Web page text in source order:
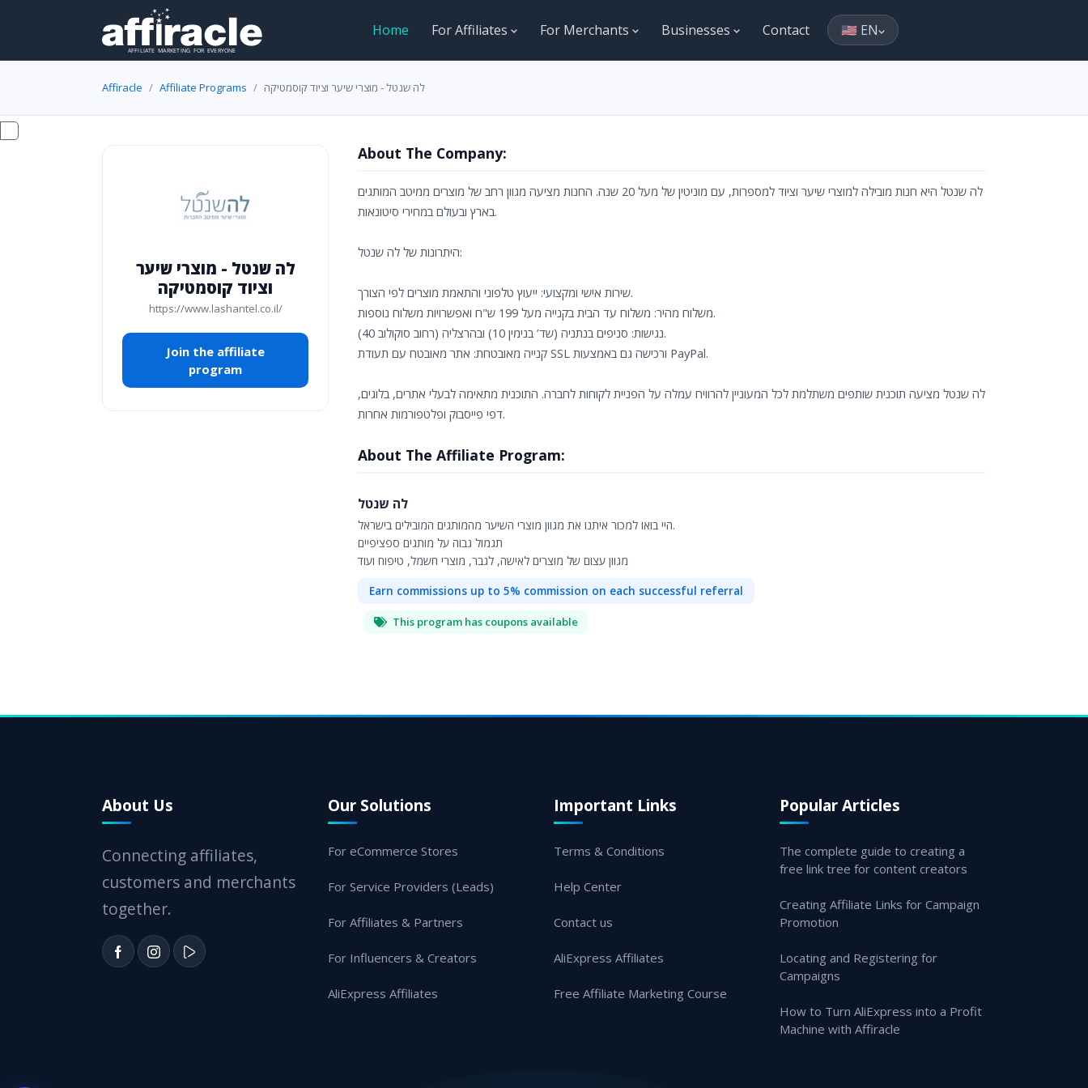
Home For Affiliates For Merchants Businesses Contact 🇺🇸 EN
Affiracle Affiliate Programs לה שנטל - מוצרי שיער וציוד קוסמטיקה
לה שנטל - מוצרי שיער
וציוד קוסמטיקה
https://www.lashantel.co.il/
Join the affiliate
program
About The Company:
לה שנטל היא חנות מובילה למוצרי שיער וציוד למספרות, עם מוניטין של מעל 20 שנה. החנות מציעה מגוון רחב של מוצרים ממיטב המותגים
בארץ ובעולם במחירי סיטונאות.
היתרונות של לה שנטל:
שירות אישי ומקצועי: ייעוץ טלפוני והתאמת מוצרים לפי הצורך.
משלוח מהיר: משלוח עד הבית בקנייה מעל 199 ש"ח ואפשרויות משלוח נוספות.
נגישות: סניפים בנתניה (שד’ בנימין 10) ובהרצליה (רחוב סוקולוב 40).
קנייה מאובטחת: אתר מאובטח עם תעודת SSL ורכישה גם באמצעות PayPal.
לה שנטל מציעה תוכנית שותפים משתלמת לכל המעוניין להרוויח עמלה על הפניית לקוחות לחברה. התוכנית מתאימה לבעלי אתרים, בלוגים,
דפי פייסבוק ופלטפורמות אחרות.
About The Affiliate Program:
לה שנטל
היי בואו למכור איתנו את מגוון מוצרי השיער מהמותגים המובילים בישראל.
תגמול גבוה על מותגים ספציפיים
מגוון עצום של מוצרים לאישה, לגבר, מוצרי חשמל, טיפוח ועוד
Earn commissions up to 5% commission on each successful referral
This program has coupons available
About Us
Connecting affiliates,
customers and merchants
together.
Our Solutions
For eCommerce Stores
For Service Providers (Leads)
For Affiliates & Partners
For Influencers & Creators
AliExpress Affiliates
Important Links
Terms & Conditions
Help Center
Contact us
AliExpress Affiliates
Free Affiliate Marketing Course
Popular Articles
The complete guide to creating a
free link tree for content creators
Creating Affiliate Links for Campaign
Promotion
Locating and Registering for
Campaigns
How to Turn AliExpress into a Profit
Machine with Affiracle